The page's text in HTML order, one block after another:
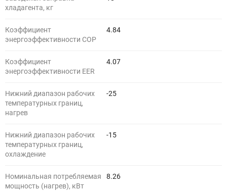
хладагента, кг
Коэффициент
энергоэффективности COP
4.84
Коэффициент
энергоэффективности EER
4.07
Нижний диапазон рабочих
температурных границ,
нагрев
-25
Нижний диапазон рабочих
температурных границ,
охлаждение
-15
Номинальная потребляемая
мощность (нагрев), кВт
8.26